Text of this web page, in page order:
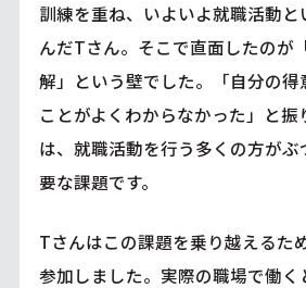
訓練を重ね、いよいよ就職活動
んだTさん。そこで直面したのが
解」という壁でした。「自分の得
ことがよくわからなかった」と振
は、就職活動を行う多くの方が
要な課題です。
Tさんはこの課題を乗り越えるた
参加しました。実際の職場で働く